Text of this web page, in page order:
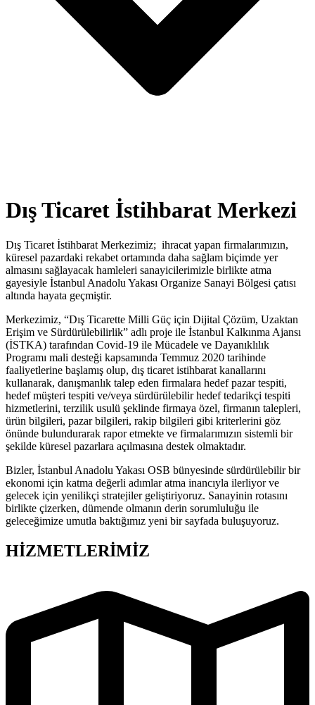
Dış Ticaret İstihbarat Merkezi
Dış Ticaret İstihbarat Merkezimiz; ihracat yapan firmalarımızın,
küresel pazardaki rekabet ortamında daha sağlam biçimde yer
almasını sağlayacak hamleleri sanayicilerimizle birlikte atma
gayesiyle İstanbul Anadolu Yakası Organize Sanayi Bölgesi çatısı
altında hayata geçmiştir.
Merkezimiz, “Dış Ticarette Milli Güç için Dijital Çözüm, Uzaktan
Erişim ve Sürdürülebilirlik” adlı proje ile İstanbul Kalkınma Ajansı
(İSTKA) tarafından Covid-19 ile Mücadele ve Dayanıklılık
Programı mali desteği kapsamında Temmuz 2020 tarihinde
faaliyetlerine başlamış olup, dış ticaret istihbarat kanallarını
kullanarak, danışmanlık talep eden firmalara hedef pazar tespiti,
hedef müşteri tespiti ve/veya sürdürülebilir hedef tedarikçi tespiti
hizmetlerini, terzilik usulü şeklinde firmaya özel, firmanın talepleri,
ürün bilgileri, pazar bilgileri, rakip bilgileri gibi kriterlerini göz
önünde bulundurarak rapor etmekte ve firmalarımızın sistemli bir
şekilde küresel pazarlara açılmasına destek olmaktadır.
Bizler, İstanbul Anadolu Yakası OSB bünyesinde sürdürülebilir bir
ekonomi için katma değerli adımlar atma inancıyla ilerliyor ve
gelecek için yenilikçi stratejiler geliştiriyoruz. Sanayinin rotasını
birlikte çizerken, dümende olmanın derin sorumluluğu ile
geleceğimize umutla baktığımız yeni bir sayfada buluşuyoruz.
HİZMETLERİMİZ